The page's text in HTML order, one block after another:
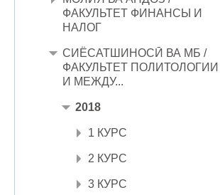
ФАКУЛЬТЕТ ФИНАНСЫ И
НАЛОГ
СИЁСАТШИНОСӢ ВА МБ /
ФАКУЛЬТЕТ ПОЛИТОЛОГИИ
И МЕЖДУ...
2018
1 КУРС
2 КУРС
3 КУРС